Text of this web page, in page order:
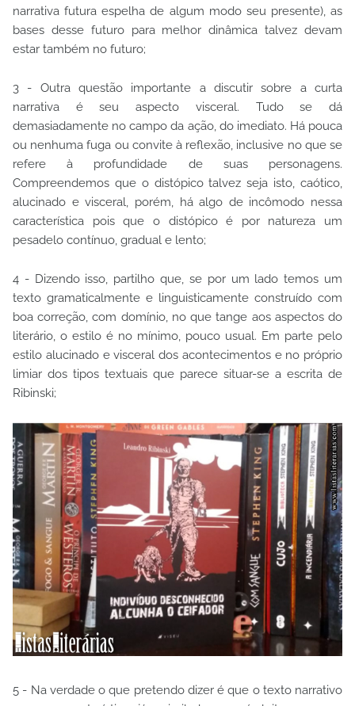
narrativa futura espelha de algum modo seu presente), as
bases desse futuro para melhor dinâmica talvez devam
estar também no futuro;
3 - Outra questão importante a discutir sobre a curta
narrativa é seu aspecto visceral. Tudo se dá
demasiadamente no campo da ação, do imediato. Há pouca
ou nenhuma fuga ou convite à reflexão, inclusive no que se
refere à profundidade de suas personagens.
Compreendemos que o distópico talvez seja isto, caótico,
alucinado e visceral, porém, há algo de incômodo nessa
característica pois que o distópico é por natureza um
pesadelo contínuo, gradual e lento;
4 - Dizendo isso, partilho que, se por um lado temos um
texto gramaticalmente e linguisticamente construído com
boa correção, com domínio, no que tange aos aspectos do
literário, o estilo é no mínimo, pouco usual. Em parte pelo
estilo alucinado e visceral dos acontecimentos e no próprio
limiar dos tipos textuais que parece situar-se a escrita de
Ribinski;
5 - Na verdade o que pretendo dizer é que o texto narrativo